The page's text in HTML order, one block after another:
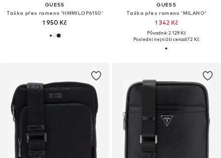
GUESS
Taška přes rameno 'HMMILOP6150'
1 950 Kč
GUESS
Taška přes rameno 'MILANO'
1 342 Kč
Původně: 2 129 Kč
Poslední nejnižší cena:672 Kč